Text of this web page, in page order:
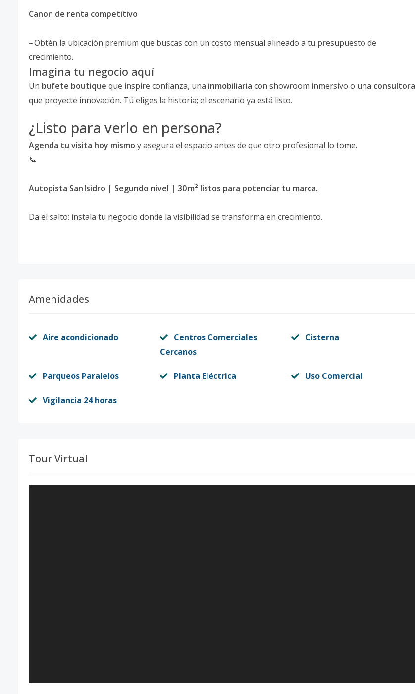
Canon de renta competitivo
– Obtén la ubicación premium que buscas con un costo mensual alineado a tu presupuesto de
crecimiento.
Imagina tu negocio aquí
Un bufete boutique que inspire confianza, una inmobiliaria con showroom inmersivo o una consultora
que proyecte innovación. Tú eliges la historia; el escenario ya está listo.
¿Listo para verlo en persona?
Agenda tu visita hoy mismo y asegura el espacio antes de que otro profesional lo tome.
📞
Autopista San Isidro | Segundo nivel | 30 m² listos para potenciar tu marca.
Da el salto: instala tu negocio donde la visibilidad se transforma en crecimiento.
Amenidades
Aire acondicionado
Centros Comerciales
Cercanos
Cisterna
Parqueos Paralelos Planta Eléctrica Uso Comercial
Vigilancia 24 horas
Tour Virtual